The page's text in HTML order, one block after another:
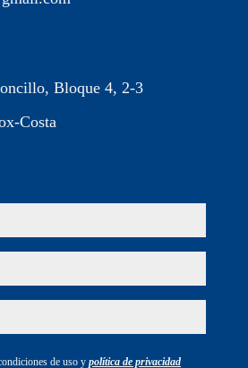
Bloque 4, 2-3
Costa
de uso y política de privacidad